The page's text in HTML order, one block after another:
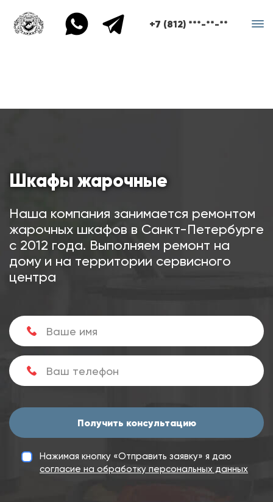
+7 (812) ***-**-**
Шкафы жарочные
Наша компания занимается ремонтом
жарочных шкафов в Санкт-Петербурге
с 2012 года. Выполняем ремонт на
дому и на территории сервисного
центра
Получить консультацию
Нажимая кнопку «Отправить заявку» я даю
согласие на обработку персональных данных